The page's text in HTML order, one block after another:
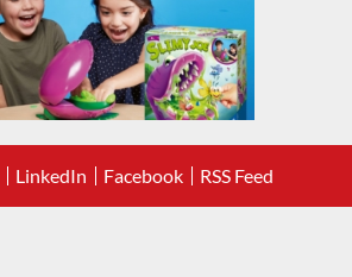
LinkedIn Facebook RSS Feed